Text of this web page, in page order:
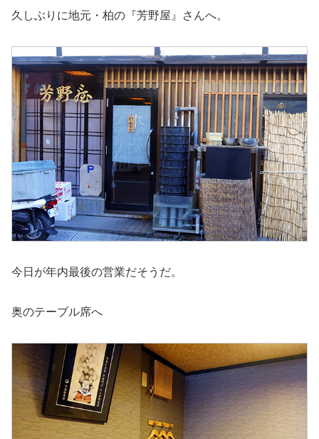
久しぶりに地元・柏の『芳野屋』さんへ。
今日が年内最後の営業だそうだ。
奥のテーブル席へ